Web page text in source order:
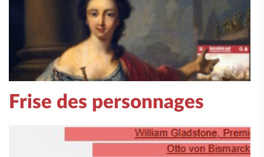
Frise des personnages